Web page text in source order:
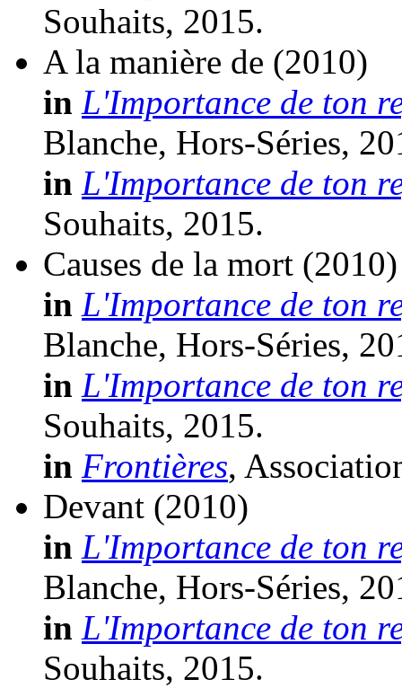
Souhaits, 2015.
A la manière de (2010)
in L'Importance de ton
Blanche, Hors-Séries,
in L'Importance de ton
Souhaits, 2015.
Causes de la mort (2010)
in L'Importance de ton
Blanche, Hors-Séries,
in L'Importance de ton
Souhaits, 2015.
in Frontières,
Devant (2010)
in L'Importance de ton
Blanche, Hors-Séries,
in L'Importance de ton
Souhaits, 2015.